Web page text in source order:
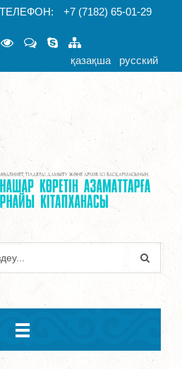
+7 (7182) 65-01-29
қазақша русский